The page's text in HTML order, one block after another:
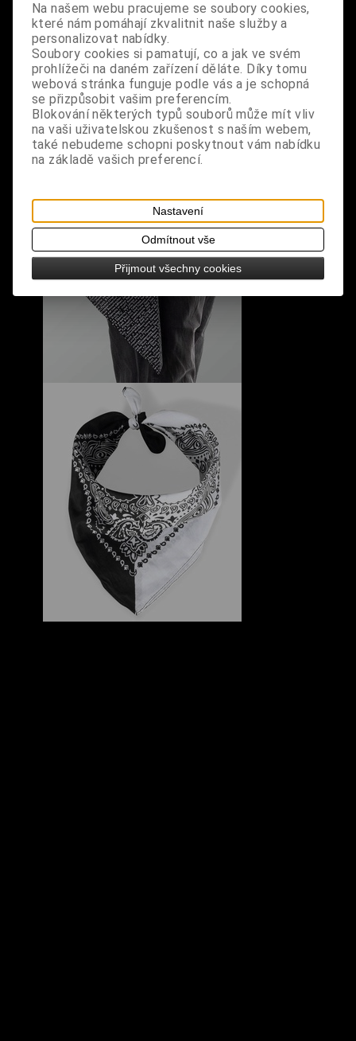
rozměry: 55 cm x 55 cm
S výrobkem se také prodává
Na našem webu pracujeme se soubory cookies,
které nám pomáhají zkvalitnit naše služby a
personalizovat nabídky.
Soubory cookies si pamatují, co a jak ve svém
prohlížeči na daném zařízení děláte. Díky tomu
webová stránka funguje podle vás a je schopná
se přizpůsobit vašim preferencím.
Blokování některých typů souborů může mít vliv
na vaši uživatelskou zkušenost s naším webem,
také nebudeme schopni poskytnout vám nabídku
na základě vašich preferencí.
Nastavení
Odmítnout vše
Přijmout všechny cookies